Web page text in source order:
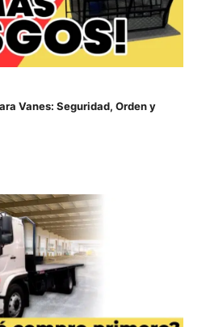
Vanes: Seguridad, Orden y